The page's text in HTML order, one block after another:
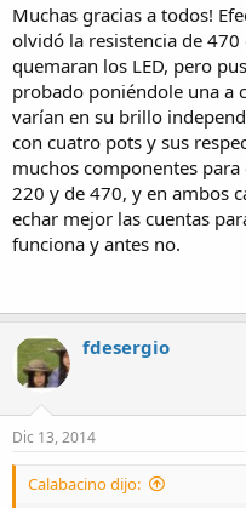
Muchas gracias a todos!
olvidó la resistencia de
quemaran los LED, pero
probado poniéndole una a
varían en su brillo
con cuatro pots y sus
muchos componentes
220 y de 470, y en ambos
echar mejor las cuentas
funciona y antes no.
fdesergio
Dic 13, 2014
Calabacino dijo: